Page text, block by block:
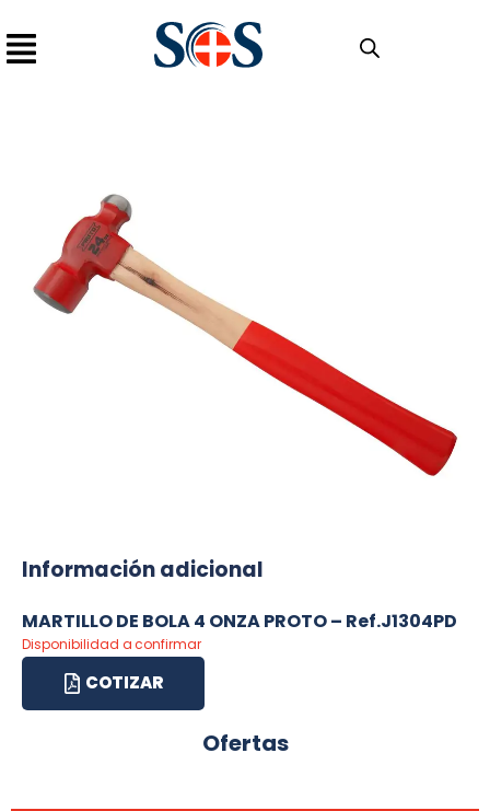
Información adicional
MARTILLO DE BOLA 4 ONZA PROTO – Ref.J1304PD
Disponibilidad a confirmar
COTIZAR
Ofertas